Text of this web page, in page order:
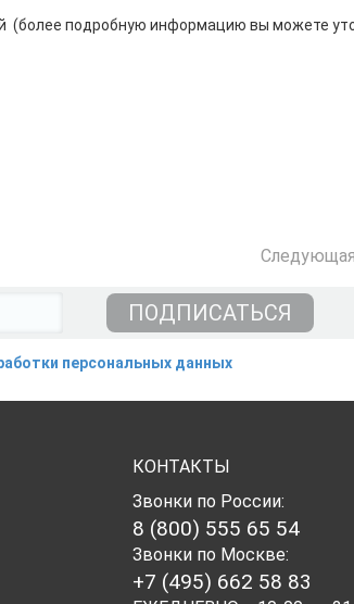
(более подробную информацию вы можете
Следующая
персональных данных
КОНТАКТЫ
Звонки по России:
8 (800) 555 65 54
Звонки по Москве:
+7 (495) 662 58 83